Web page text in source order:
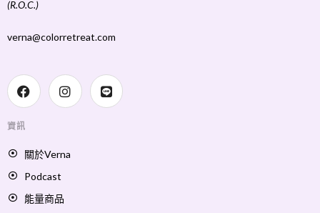
(R.O.C.)
verna@colorretreat.com
資訊
關於Verna
Podcast
能量商品